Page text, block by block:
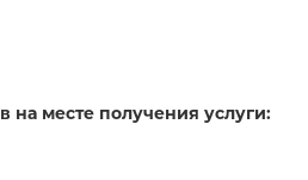
месте получения услуги: